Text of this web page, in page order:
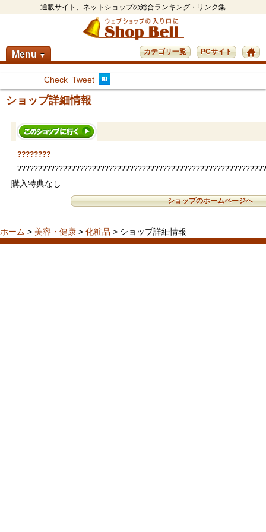
通販サイト、ネットショップの総合ランキング・リンク集
Menu ▼ PCサイト
カテゴリ一覧
Check Tweet
ショップ詳細情報
????????
購入特典なし
ショップのホームページへ
ホーム > 美容・健康 > 化粧品 > ショップ詳細情報